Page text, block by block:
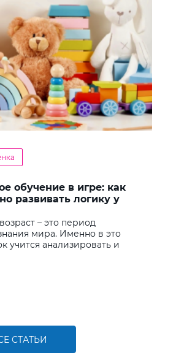
обучение в игре: как
развивать логику у
– это период
мира. Именно в это
учится анализировать и
СТАТЬИ